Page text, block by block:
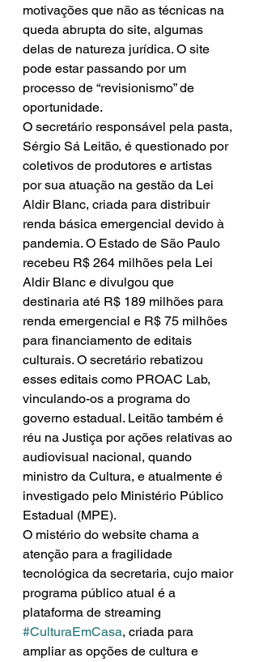
motivações que não as técnicas na
queda abrupta do site, algumas
delas de natureza jurídica. O site
pode estar passando por um
processo de “revisionismo” de
oportunidade.
O secretário responsável pela pasta,
Sérgio Sá Leitão, é questionado por
coletivos de produtores e artistas
por sua atuação na gestão da Lei
Aldir Blanc, criada para distribuir
renda básica emergencial devido à
pandemia. O Estado de São Paulo
recebeu R$ 264 milhões pela Lei
Aldir Blanc e divulgou que
destinaria até R$ 189 milhões para
renda emergencial e R$ 75 milhões
para financiamento de editais
culturais. O secretário rebatizou
esses editais como PROAC Lab,
vinculando-os a programa do
governo estadual. Leitão também é
réu na Justiça por ações relativas ao
audiovisual nacional, quando
ministro da Cultura, e atualmente é
investigado pelo Ministério Público
Estadual (MPE).
O mistério do website chama a
atenção para a fragilidade
tecnológica da secretaria, cujo maior
programa público atual é a
plataforma de streaming
#CulturaEmCasa, criada para
ampliar as opções de cultura e